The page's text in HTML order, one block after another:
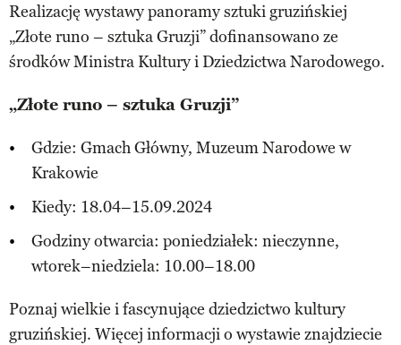
Realizację wystawy panoramy sztuki gruzińskiej
„Złote runo – sztuka Gruzji” dofinansowano ze
środków Ministra Kultury i Dziedzictwa Narodowego.
„Złote runo – sztuka Gruzji”
Gdzie: Gmach Główny, Muzeum Narodowe w
Krakowie
Kiedy: 18.04–15.09.2024
Godziny otwarcia: poniedziałek: nieczynne,
wtorek–niedziela: 10.00–18.00
Poznaj wielkie i fascynujące dziedzictwo kultury
gruzińskiej. Więcej informacji o wystawie znajdziecie